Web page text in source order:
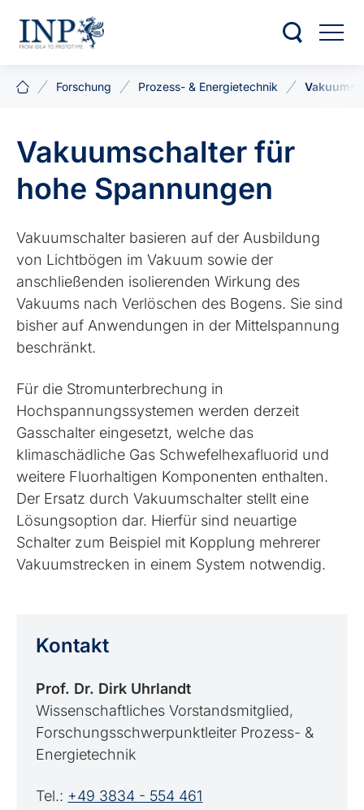
Forschung Prozess- & Energietechnik
Vakuumschalter für
hohe Spannungen
Vakuumschalter basieren auf der Ausbildung
von Lichtbögen im Vakuum sowie der
anschließenden isolierenden Wirkung des
Vakuums nach Verlöschen des Bogens. Sie sind
bisher auf Anwendungen in der Mittelspannung
beschränkt.
Für die Stromunterbrechung in
Hochspannungssystemen werden derzeit
Gasschalter eingesetzt, welche das
klimaschädliche Gas Schwefelhexafluorid und
weitere Fluorhaltigen Komponenten enthalten.
Der Ersatz durch Vakuumschalter stellt eine
Lösungsoption dar. Hierfür sind neuartige
Schalter zum Beispiel mit Kopplung mehrerer
Vakuumstrecken in einem System notwendig.
Kontakt
Prof. Dr. Dirk Uhrlandt
Wissenschaftliches Vorstandsmitglied,
Forschungsschwerpunktleiter Prozess- &
Energietechnik
Tel.: +49 3834 - 554 461